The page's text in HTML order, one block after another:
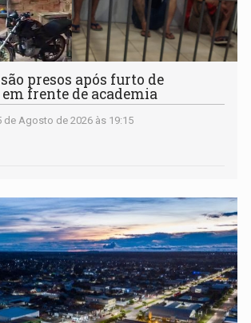
são presos após furto de
frente de academia
de Agosto de 2026 às 19:15